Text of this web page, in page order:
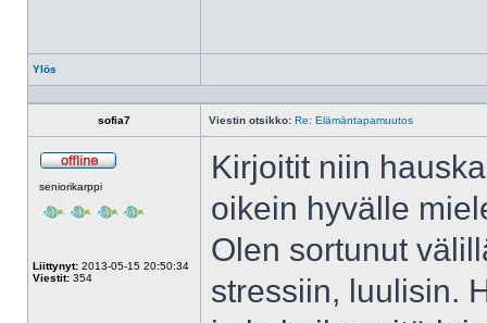
Ylös
Profiili
sofia7 Viestin otsikko: Re: Elämäntapamuutos
seniorikarppi
Liittynyt: 2013-05-15 20:50:34
Viestit: 354
Kirjoitit niin
oikein hyvälle
Olen sortunut
stressiin, luulisin.